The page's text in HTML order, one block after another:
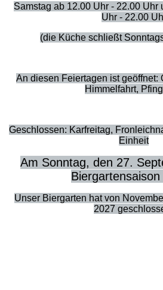
Samstag ab 12.00 Uhr - 22.00 Uhr
Uhr - 22.00
(die Küche schließt
An diesen Feiertagen ist geöffnet:
Himmelfahrt,
Geschlossen: Karfreitag,
Einheit
Am Sonntag, den 27.
Biergartensaison
Unser Biergarten hat von
2027